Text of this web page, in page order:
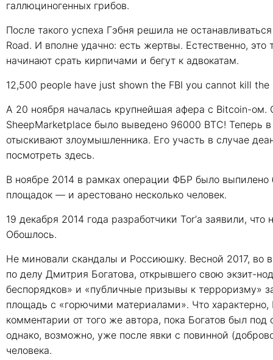
галлюциногенных грибов.
После такого успеха Гэбня решила не
Road. И вполне удачно: есть жертвы. Естественно,
начинают срать кирпичами и бегут к адвокатам.
12,500 people have just shown the FBI you cannot kill
А 20 ноября началась крупнейшая афера с Bitcoin-ом.
SheepMarketplace было выведено 96000 BTC! Теперь
отыскивают злоумышленника. Его участь в случае
посмотреть здесь.
В ноябре 2014 в рамках операции ФБР было
площадок — и арестовано несколько человек.
19 декабря 2014 года разработчики Tor’а заявили,
Обошлось.
Не миновали скандалы и Россиюшку. Весной 2017, во
по делу Дмитрия Богатова, открывшего свою экзит-
беспорядков» и «публичные призывы к терроризму»
площадь с «горючими материалами». Что
комментарии от того же автора, пока Богатов был
однако, возможно, уже после явки с повинной
человека.